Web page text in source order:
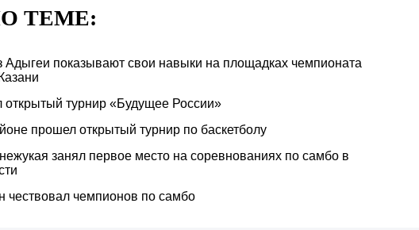
ТЕМЕ:
показывают свои навыки на площадках чемпионата
турнир «Будущее России»
прошел открытый турнир по баскетболу
занял первое место на соревнованиях по самбо в
чествовал чемпионов по самбо